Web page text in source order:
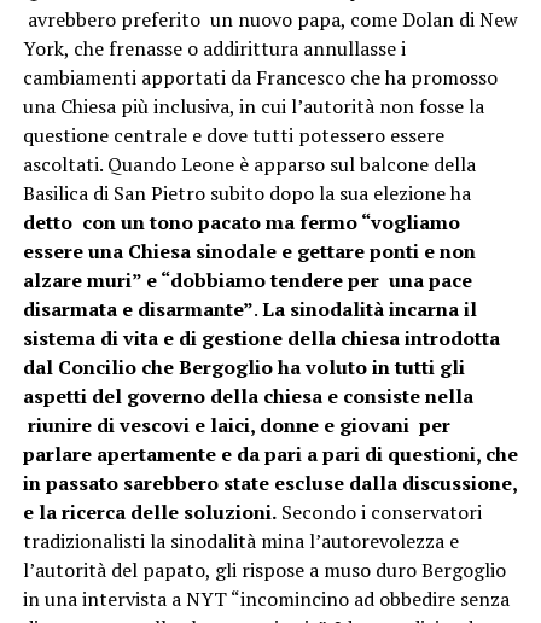
avrebbero preferito un nuovo papa, come Dolan di New
York, che frenasse o addirittura annullasse i
cambiamenti apportati da Francesco che ha promosso
una Chiesa più inclusiva, in cui l’autorità non fosse la
questione centrale e dove tutti potessero essere
ascoltati. Quando Leone è apparso sul balcone della
Basilica di San Pietro subito dopo la sua elezione ha
detto con un tono pacato ma fermo “vogliamo
essere una Chiesa sinodale e gettare ponti e non
alzare muri”e “dobbiamo tendere per una pace
disarmata e disarmante”.La sinodalità incarna il
sistema di vita e di gestione della chiesa introdotta
dal Concilio che Bergoglio ha voluto in tutti gli
aspetti del governo della chiesa e consiste nella
riunire di vescovi e laici, donne e giovani per
parlare apertamente e da pari a pari di questioni, che
in passato sarebbero state escluse dalla discussione,
e la ricerca delle soluzioni.Secondo i conservatori
tradizionalisti la sinodalità mina l’autorevolezza e
l’autorità del papato, gli rispose a muso duro Bergoglio
in una intervista a NYT “incomincino ad obbedire senza